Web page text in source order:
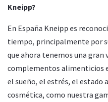
Kneipp?
En España Kneipp es
tiempo, principalmente por
que ahora tenemos una gran
complementos alimenticios
el sueño, el estrés, el estado
cosmética, como nuestra